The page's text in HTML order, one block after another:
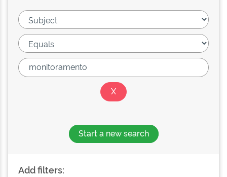
Start a new search
Add filters: